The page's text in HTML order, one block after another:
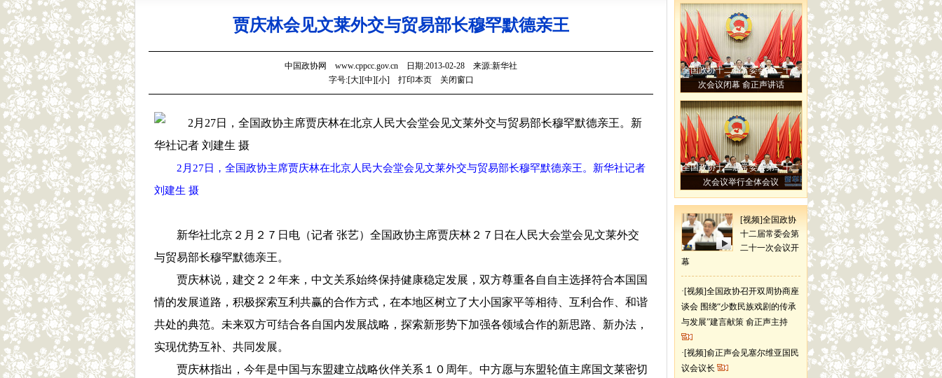
贾庆林会见文莱外交与贸易部长穆罕默德亲王
中国政协网 www.cppcc.gov.cn 日期:2013-02-28 来源:新华社
字号:[大][中][小] 打印本页 关闭窗口
2月27日，全国政协主席贾庆林在北京人民大会堂会见文莱外交与贸易部长穆罕默德亲王。新华社记者
刘建生 摄
新华社北京２月２７日电（记者 张艺）全国政协主席贾庆林２７日在人民大会堂会见文莱外交
与贸易部长穆罕默德亲王。
贾庆林说，建交２２年来，中文关系始终保持健康稳定发展，双方尊重各自自主选择符合本国国
情的发展道路，积极探索互利共赢的合作方式，在本地区树立了大小国家平等相待、互利合作、和谐
共处的典范。未来双方可结合各自国内发展战略，探索新形势下加强各领域合作的新思路、新办法，
实现优势互补、共同发展。
贾庆林指出，今年是中国与东盟建立战略伙伴关系１０周年。中方愿与东盟轮值主席国文莱密切
全国政协十二届常委会第二十二
次会议闭幕 俞正声讲话
全国政协十二届常委会第二十二
次会议举行全体会议
[视频]全国政协
十二届常委会第
二十一次会议开
幕
·[视频]全国政协召开双周协商座
谈会 围绕“少数民族戏剧的传承
与发展”建言献策 俞正声主持
·[视频]俞正声会见塞尔维亚国民
议会议长